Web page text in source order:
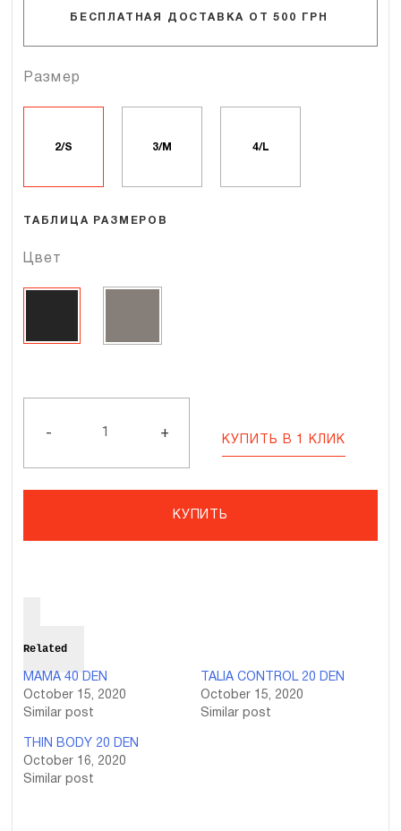
БЕСПЛАТНАЯ ДОСТАВКА ОТ 500 ГРН
Размер
2/S 3/M 4/L
ТАБЛИЦА РАЗМЕРОВ
Цвет
- +
КУПИТЬ В 1 КЛИК
КУПИТЬ
Related
MAMA 40 DEN
October 15, 2020
Similar post
TALIA CONTROL 20 DEN
October 15, 2020
Similar post
THIN BODY 20 DEN
October 16, 2020
Similar post